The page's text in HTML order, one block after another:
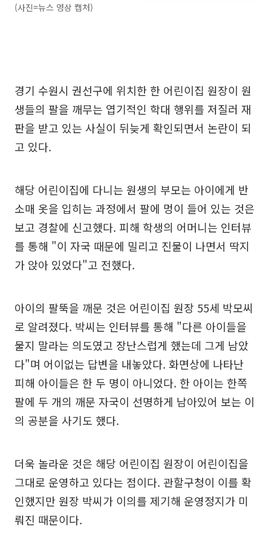
(사진=뉴스 영상 캡처)
경기 수원시 권선구에 위치한 한 어린이집 원장이 원
생들의 팔을 깨무는 엽기적인 학대 행위를 저질러 재
판을 받고 있는 사실이 뒤늦게 확인되면서 논란이 되
고 있다.
해당 어린이집에 다니는 원생의 부모는 아이에게 반
소매 옷을 입히는 과정에서 팔에 멍이 들어 있는 것은
보고 경찰에 신고했다. 피해 학생의 어머니는 인터뷰
를 통해 "이 자국 때문에 밀리고 진물이 나면서 딱지
가 앉아 있었다"고 전했다.
아이의 팔뚝을 깨문 것은 어린이집 원장 55세 박모씨
로 알려졌다. 박씨는 인터뷰를 통해 "다른 아이들을
물지 말라는 의도였고 장난스럽게 했는데 그게 남았
다"며 어이없는 답변을 내놓았다. 화면상에 나타난
피해 아이들은 한 두 명이 아니었다. 한 아이는 한쪽
팔에 두 개의 깨문 자국이 선명하게 남아있어 보는 이
의 공분을 사기도 했다.
더욱 놀라운 것은 해당 어린이집 원장이 어린이집을
그대로 운영하고 있다는 점이다. 관할구청이 이를 확
인했지만 원장 박씨가 이의를 제기해 운영정지가 미
뤄진 때문이다.